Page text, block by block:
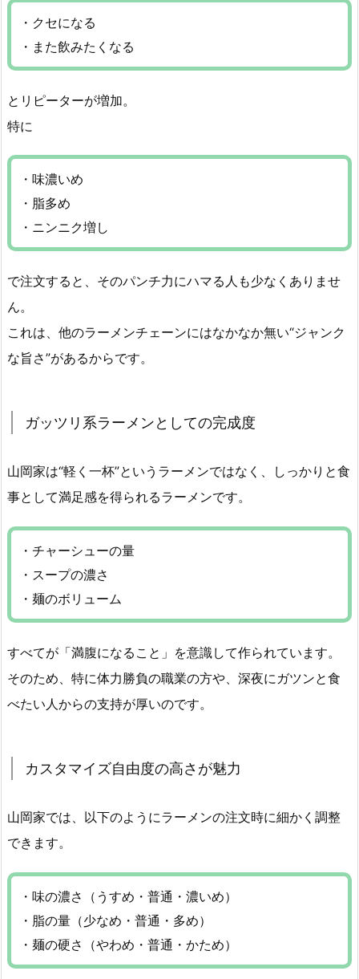
・クセになる
・また飲みたくなる
とリピーターが増加。
特に
・味濃いめ
・脂多め
・ニンニク増し
で注文すると、そのパンチ力にハマる人も少なくありませ
ん。
これは、他のラーメンチェーンにはなかなか無い“ジャンク
な旨さ”があるからです。
ガッツリ系ラーメンとしての完成度
山岡家は“軽く一杯”というラーメンではなく、しっかりと食
事として満足感を得られるラーメンです。
・チャーシューの量
・スープの濃さ
・麺のボリューム
すべてが「満腹になること」を意識して作られています。
そのため、特に体力勝負の職業の方や、深夜にガツンと食
べたい人からの支持が厚いのです。
カスタマイズ自由度の高さが魅力
山岡家では、以下のようにラーメンの注文時に細かく調整
できます。
・味の濃さ（うすめ・普通・濃いめ）
・脂の量（少なめ・普通・多め）
・麺の硬さ（やわめ・普通・かため）